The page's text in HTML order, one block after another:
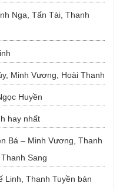
Nga, Tấn Tài, Thanh
Minh Vương, Hoài Thanh
Huyền
hay nhất
Bá – Minh Vương, Thanh
Sang
Linh, Thanh Tuyền bản